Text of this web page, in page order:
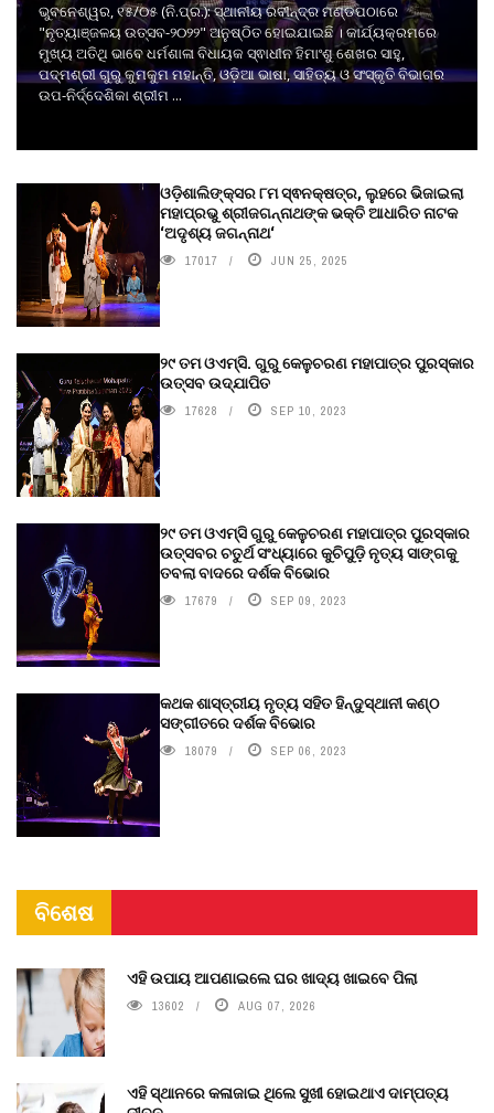
ଭୁବନେଶ୍ୱର, ୧୫/୦୫ (ନି.ପ୍ର.): ସ୍ଥାନୀୟ ରବୀନ୍ଦ୍ର ମଣ୍ଡପଠାରେ
"ନୃତ୍ୟାଞ୍ଜଳୟ ଉତ୍ସବ-୨୦୨୨" ଅନୁଷ୍ଠିତ ହୋଇଯାଇଛି । କାର୍ଯ୍ୟକ୍ରମରେ
ମୁଖ୍ୟ ଅତିଥି ଭାବେ ଧର୍ମଶାଳା ବିଧାୟକ ସ୍ଵାଧୀନ ହିମାଂଶୁ ଶେଖର ସାହୁ,
ପଦ୍ମଶ୍ରୀ ଗୁରୁ କୁମକୁମ ମହାନ୍ତି, ଓଡ଼ିଆ ଭାଷା, ସାହିତ୍ୟ ଓ ସଂସ୍କୃତି ବିଭାଗର
ଉପ-ନିର୍ଦ୍ଦେଶିକା ଶ୍ରୀମ ...
ଓଡ଼ିଶାଲିଙ୍କ୍ସର ୮ମ ସ୍ଵନକ୍ଷତ୍ର, ଲୁହରେ ଭିଜାଇଲା
ମହାପ୍ରଭୁ ଶ୍ରୀଜଗନ୍ନାଥଙ୍କ ଭକ୍ତି ଆଧାରିତ ନାଟକ
‘ଅଦୃଶ୍ୟ ଜଗନ୍ନାଥ‘
17017 JUN 25, 2025
୨୯ ତମ ଓଏମ୍‌ସି. ଗୁରୁ କେଳୁଚରଣ ମହାପାତ୍ର ପୁରସ୍କାର
ଉତ୍ସବ ଉଦ୍‍ଯାପିତ
17628 SEP 10, 2023
୨୯ ତମ ଓଏମ୍‌ସି ଗୁରୁ କେଳୁଚରଣ ମହାପାତ୍ର ପୁରସ୍କାର
ଉତ୍ସବର ଚତୁର୍ଥ ସଂଧ୍ୟାରେ କୁଚିପୁଡ଼ି ନୃତ୍ୟ ସାଙ୍ଗକୁ
ତବଲା ବାଦରେ ଦର୍ଶକ ବିଭୋର
17679 SEP 09, 2023
କଥକ ଶାସ୍ତ୍ରୀୟ ନୃତ୍ୟ ସହିତ ହିନ୍ଦୁସ୍ଥାନୀ କଣ୍ଠ
ସଙ୍ଗୀତରେ ଦର୍ଶକ ବିଭୋର
18079 SEP 06, 2023
ବିଶେଷ
ଏହି ଉପାୟ ଆପଣାଇଲେ ଘର ଖାଦ୍ୟ ଖାଇବେ ପିଲା
13602 AUG 07, 2026
ଏହି ସ୍ଥାନରେ କଳାଜାଇ ଥିଲେ ସୁଖୀ ହୋଇଥାଏ ଦାମ୍ପତ୍ୟ